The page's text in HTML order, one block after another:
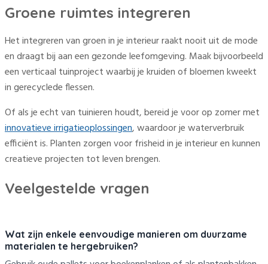
Groene ruimtes integreren
Het integreren van groen in je interieur raakt nooit uit de mode
en draagt bij aan een gezonde leefomgeving. Maak bijvoorbeeld
een verticaal tuinproject waarbij je kruiden of bloemen kweekt
in gerecyclede flessen.
Of als je echt van tuinieren houdt, bereid je voor op zomer met
innovatieve irrigatieoplossingen, waardoor je waterverbruik
efficiënt is. Planten zorgen voor frisheid in je interieur en kunnen
creatieve projecten tot leven brengen.
Veelgestelde vragen
Wat zijn enkele eenvoudige manieren om duurzame
materialen te hergebruiken?